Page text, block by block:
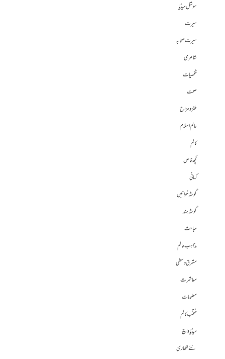
سوشل میڈیا
سیرت
سیرت صحابہ
شاعری
شخصیات
صحت
طنز و مزاح
عالم اسلام
کالم
کچھ خاص
کہانی
گوشہ خواتین
گوشہ ہند
مباحث
مذاہب عالم
مشرق وسطی
معاشرت
معلومات
منتخب کالم
میڈیا واچ
نئے لکھاری